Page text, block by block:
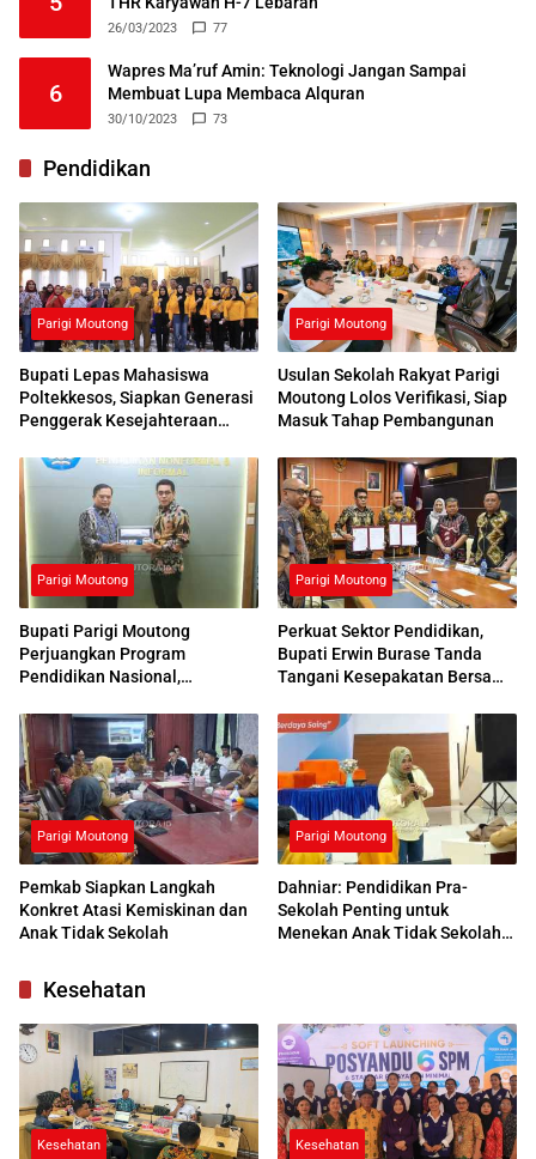
26/03/2023 77
6
Wapres Ma’ruf Amin: Teknologi Jangan Sampai
Membuat Lupa Membaca Alquran
30/10/2023 73
Pendidikan
Parigi Moutong
Bupati Lepas Mahasiswa
Poltekkesos, Siapkan Generasi
Penggerak Kesejahteraan
Parigi Moutong
Usulan Sekolah Rakyat Parigi
Moutong Lolos Verifikasi, Siap
Masuk Tahap Pembangunan
Parigi Moutong
Bupati Parigi Moutong
Perjuangkan Program
Pendidikan Nasional,
Respons Positif
Parigi Moutong
Perkuat Sektor Pendidikan,
Bupati Erwin Burase Tanda
Tangani Kesepakatan Bersama
Parigi Moutong
Pemkab Siapkan Langkah
Konkret Atasi Kemiskinan dan
Anak Tidak Sekolah
Parigi Moutong
Dahniar: Pendidikan Pra-
Sekolah Penting untuk
Menekan Anak Tidak Sekolah
Kesehatan
Kesehatan Kesehatan